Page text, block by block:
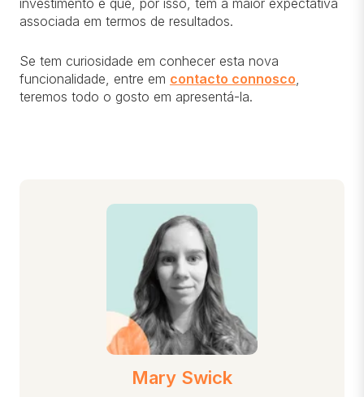
investimento e que, por isso, têm a maior expectativa
associada em termos de resultados.
Se tem curiosidade em conhecer esta nova
funcionalidade, entre em contacto connosco,
teremos todo o gosto em apresentá-la.
Mary Swick